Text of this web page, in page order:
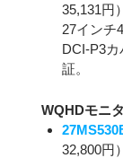
35,131円）
27インチ
DCI-P3
証。
WQHDモニ
32,800円）